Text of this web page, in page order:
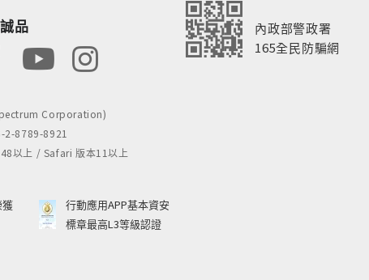
品
內政部警政署
165全民防騙網
Corporation)
2-8789-8921
以上 / Safari 版本11以上
行動應用APP基本資安
標章最高L3等級認證